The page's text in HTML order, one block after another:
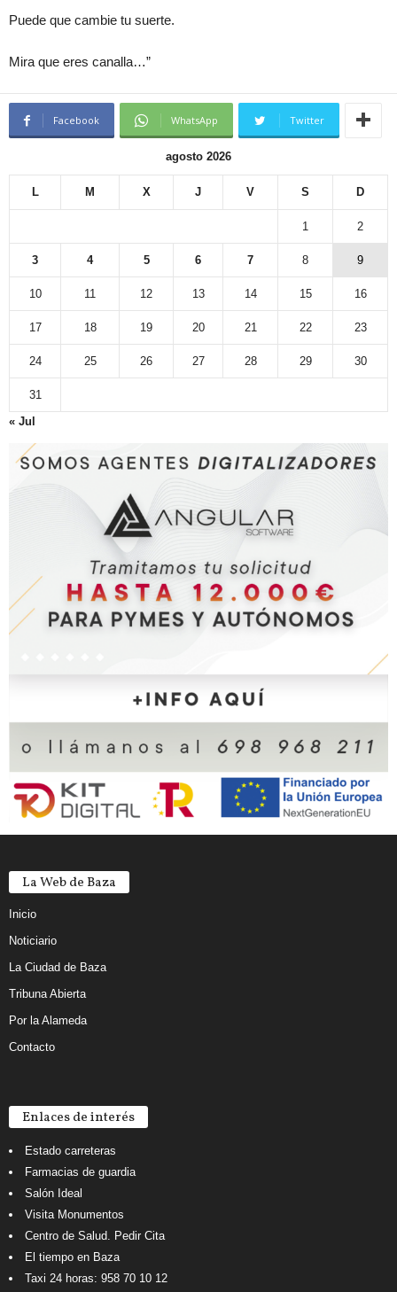
Puede que cambie tu suerte.
Mira que eres canalla…”
Facebook WhatsApp Twitter
agosto 2026
L M X J V S D
1 2
3 4 5 6 7 8 9
10 11 12 13 14 15 16
17 18 19 20 21 22 23
24 25 26 27 28 29 30
31
« Jul
La Web de Baza
Inicio
Noticiario
La Ciudad de Baza
Tribuna Abierta
Por la Alameda
Contacto
Enlaces de interés
Estado carreteras
Farmacias de guardia
Salón Ideal
Visita Monumentos
Centro de Salud. Pedir Cita
El tiempo en Baza
Taxi 24 horas: 958 70 10 12